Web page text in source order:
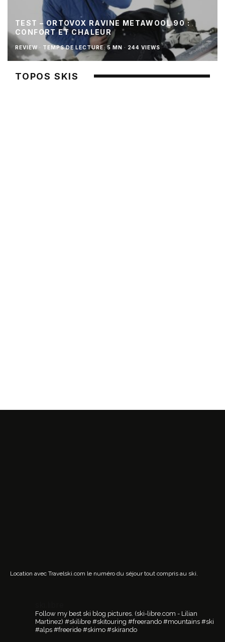
TEST – ORTOVOX RAVINE METAWOOL 90 :
CONFORT ET CHALEUR
REVIEW · TEMPS DE LECTURE: 5 MN · 244 VIEWS
TOPOS SKIS
Location avec Travelski.com le numéro du séjour tout compris au ski.
Follow my best ski blog pictures. (ski-libre.com - Lilian
Martinez) #skilibre #skitouring #freerando #mountains #ski
#alps #freeride #skimo #skirando